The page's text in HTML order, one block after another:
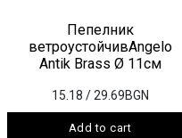
Пепелник
ветроустойчивAngelo
Antik Brass Ø 11см
15.18 / 29.69BGN
Add to cart